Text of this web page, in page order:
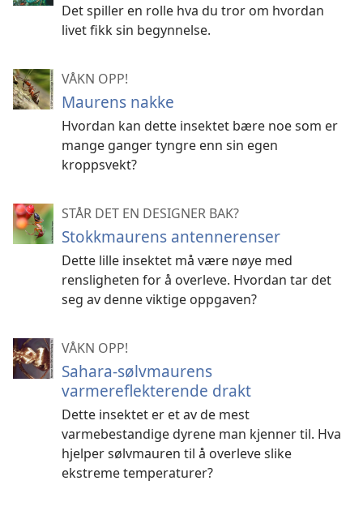
Det spiller en rolle hva du tror om hvordan
livet fikk sin begynnelse.
VÅKN OPP!
Maurens nakke
Hvordan kan dette insektet bære noe som er
mange ganger tyngre enn sin egen
kroppsvekt?
STÅR DET EN DESIGNER BAK?
Stokkmaurens antennerenser
Dette lille insektet må være nøye med
rensligheten for å overleve. Hvordan tar det
seg av denne viktige oppgaven?
VÅKN OPP!
Sahara-sølvmaurens
varmereflekterende drakt
Dette insektet er et av de mest
varmebestandige dyrene man kjenner til. Hva
hjelper sølvmauren til å overleve slike
ekstreme temperaturer?